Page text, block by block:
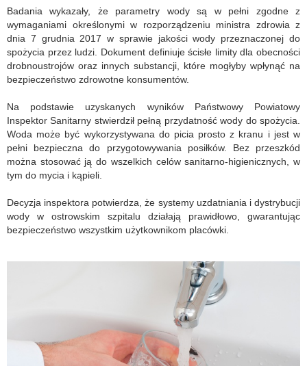
Badania wykazały, że parametry wody są w pełni zgodne z
wymaganiami określonymi w rozporządzeniu ministra zdrowia z
dnia 7 grudnia 2017 w sprawie jakości wody przeznaczonej do
spożycia przez ludzi. Dokument definiuje ścisłe limity dla obecności
drobnoustrojów oraz innych substancji, które mogłyby wpłynąć na
bezpieczeństwo zdrowotne konsumentów.
Na podstawie uzyskanych wyników Państwowy Powiatowy
Inspektor Sanitarny stwierdził pełną przydatność wody do spożycia.
Woda może być wykorzystywana do picia prosto z kranu i jest w
pełni bezpieczna do przygotowywania posiłków. Bez przeszkód
można stosować ją do wszelkich celów sanitarno-higienicznych, w
tym do mycia i kąpieli.
Decyzja inspektora potwierdza, że systemy uzdatniania i dystrybucji
wody w ostrowskim szpitalu działają prawidłowo, gwarantując
bezpieczeństwo wszystkim użytkownikom placówki.